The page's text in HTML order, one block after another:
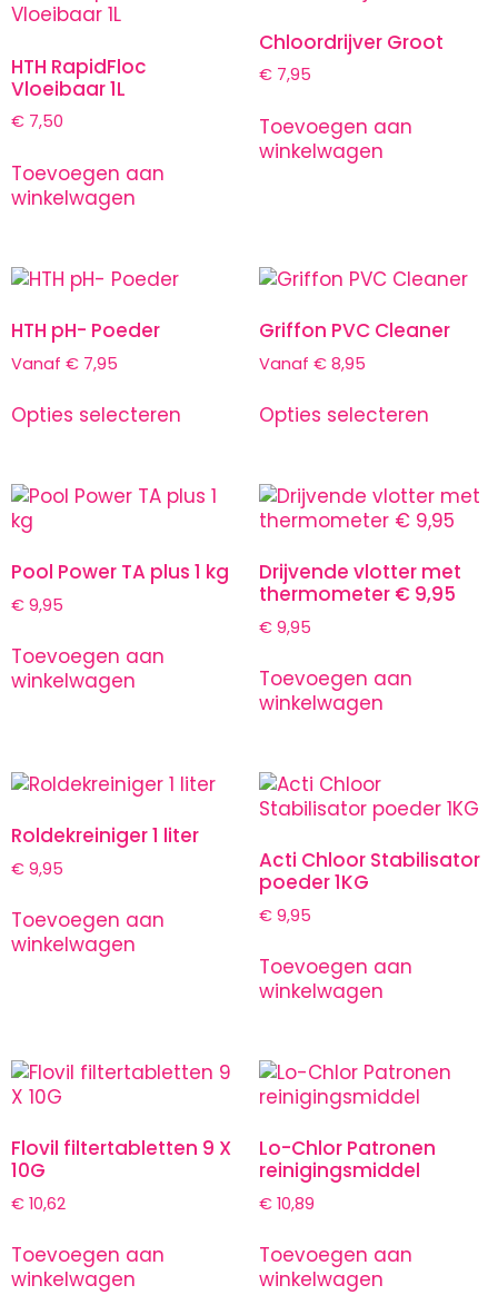
HTH RapidFloc
Vloeibaar 1L
€ 7,50
Toevoegen aan
winkelwagen
Chloordrijver Groot
€7,95
Toevoegen aan
winkelwagen
HTH pH- Poeder
Vanaf € 7,95
Opties selecteren
Griffon PVC Cleaner
Vanaf €8,95
Opties selecteren
Pool Power TA plus 1 kg
€ 9,95
Toevoegen aan
winkelwagen
Drijvende vlotter met
thermometer € 9,95
€9,95
Toevoegen aan
winkelwagen
Roldekreiniger 1 liter
€ 9,95
Toevoegen aan
winkelwagen
Acti Chloor Stabilisator
poeder 1KG
€9,95
Toevoegen aan
winkelwagen
Flovil filtertabletten 9 X
10G
€ 10,62
Toevoegen aan
winkelwagen
Lo-Chlor Patronen
reinigingsmiddel
€10,89
Toevoegen aan
winkelwagen